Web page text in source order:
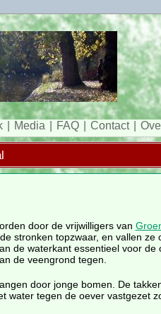
Media FAQ Contact
door de vrijwilligers van
stronken topzwaar, en vallen
de waterkant essentieel voor
de veengrond tegen.
door jonge bomen. De
water tegen de oever vastgezet